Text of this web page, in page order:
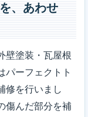
、あわせ
壁塗装・瓦屋根
パーフェクトト
修を行いまし
傷んだ部分を補